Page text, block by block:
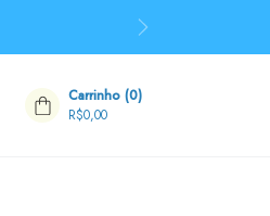
Carrinho (0)
R$0,00